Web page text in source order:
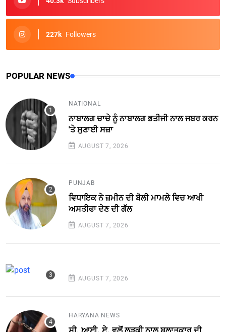
227k Followers
POPULAR NEWS
NATIONAL
ਨਾਬਾਲਗ ਚਾਚੇ ਨੂੰ ਨਾਬਾਲਗ ਭਤੀਜੀ ਨਾਲ ਜਬਰ ਕਰਨ
'ਤੇ ਸੁਣਾਈ ਸਜ਼ਾ
AUGUST 7, 2026
PUNJAB
ਵਿਧਾਇਕ ਨੇ ਜ਼ਮੀਨ ਦੀ ਬੋਲੀ ਮਾਮਲੇ ਵਿਚ ਆਖੀ
ਅਸਤੀਫਾ ਦੇਣ ਦੀ ਗੱਲ
AUGUST 7, 2026
AUGUST 7, 2026
HARYANA NEWS